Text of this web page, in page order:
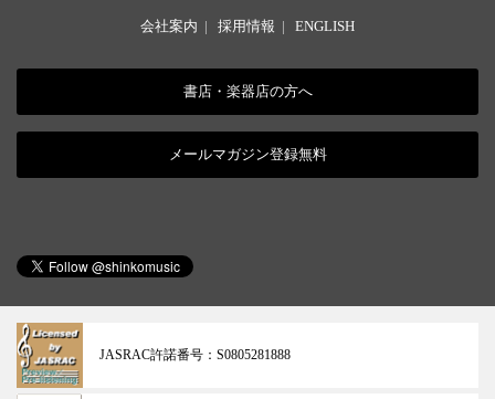
会社案内 | 採用情報 | ENGLISH
書店・楽器店の方へ
メールマガジン登録無料
JASRAC許諾番号： S0805281888